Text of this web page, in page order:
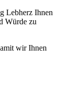
Lebherz Ihnen
Würde zu
wir Ihnen